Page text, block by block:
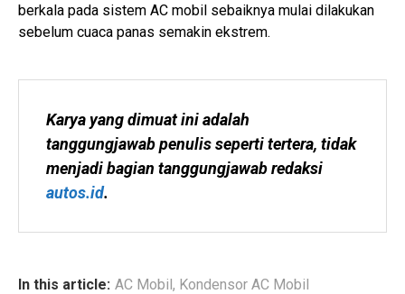
berkala pada sistem AC mobil sebaiknya mulai dilakukan
sebelum cuaca panas semakin ekstrem.
Karya yang dimuat ini adalah
tanggungjawab penulis seperti tertera, tidak
autos.id.
In this article: AC Mobil, Kondensor AC Mobil